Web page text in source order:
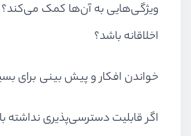
ویژگی‌هایی به آن‌ها کمک می‌کند؟
اخلاقانه باشد؟
خواندن افکار و پیش بینی برای
اگر قابلیت دسترسی‌پذیری نداشته